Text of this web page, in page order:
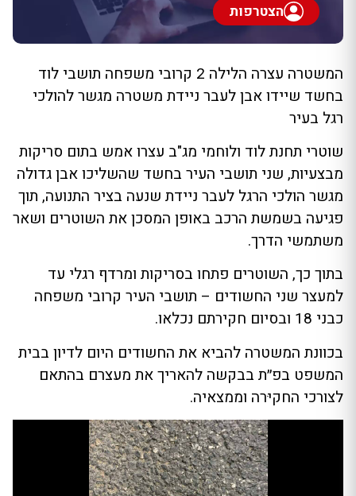
הצטרפות
המשטרה עצרה הלילה 2 קרובי משפחה תושבי לוד
בחשד שיידו אבן לעבר ניידת משטרה מגשר להולכי
רגל בעיר
שוטרי תחנת לוד ולוחמי מג"ב עצרו אמש בתום סריקות
מבצעיות, שני תושבי העיר בחשד שהשליכו אבן גדולה
מגשר הולכי הרגל לעבר ניידת שנעה בציר התנועה, תוך
פגיעה בשמשת הרכב באופן המסכן את השוטרים ושאר
משתמשי הדרך.
בתוך כך, השוטרים פתחו בסריקות ומרדף רגלי עד
למעצר שני החשודים – תושבי העיר קרובי משפחה
כבני 18 ובסיום חקירתם נכלאו.
בכוונת המשטרה להביא את החשודים היום לדיון בבית
המשפט בפ״ת בבקשה להאריך את מעצרם בהתאם
לצורכי החקיּרה וממצאיה.